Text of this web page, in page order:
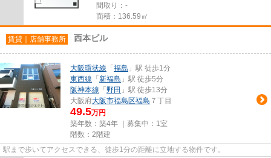
間取り：-
面積：136.59㎡
賃貸｜店舗事務所 西本ビル
大阪環状線 「 福島 」駅 徒歩1分
東西線 「 新福島 」駅 徒歩5分
阪神本線 「 野田 」駅 徒歩13分
大阪府大阪市福島区福島 ７丁目
49.5万円
築年数：築4年 ｜募集中： 1室
階数：2階建
駅まで歩いてアクセスできる、徒歩1分の距離に立地する物件です。